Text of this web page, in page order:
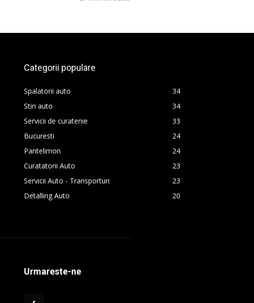
Categorii populare
Spalatorii auto
34
Stiri auto
34
Servicii de curatenie
33
Bucuresti
24
Pantelimon
24
Curatatorii Auto
23
Servicii Auto - Transporturi
23
Detalling Auto
20
Urmareste-ne